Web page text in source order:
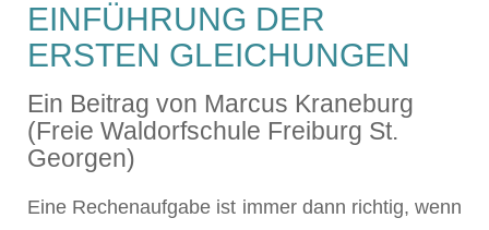
EINFÜHRUNG DER
ERSTEN GLEICHUNGEN
Ein Beitrag von Marcus Kraneburg
(Freie Waldorfschule Freiburg St.
Georgen)
Eine Rechenaufgabe ist immer dann richtig, wenn